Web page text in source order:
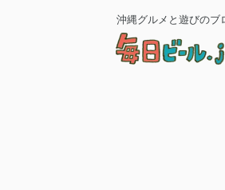
沖縄グルメと遊びのブ